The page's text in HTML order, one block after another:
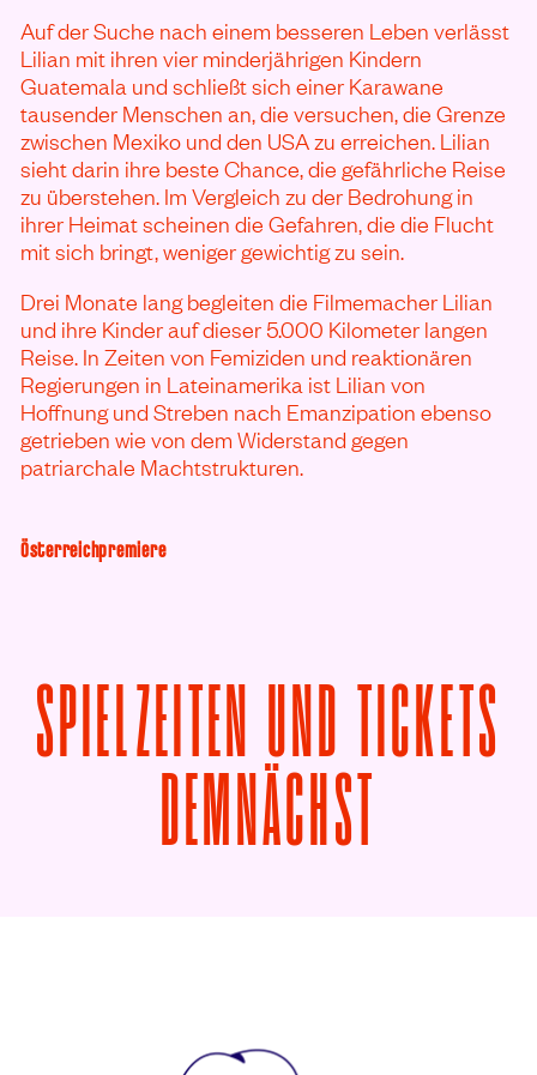
Auf der Suche nach einem besseren Leben verlässt
Lilian mit ihren vier minderjährigen Kindern
Guatemala und schließt sich einer Karawane
tausender Menschen an, die versuchen, die Grenze
zwischen Mexiko und den USA zu erreichen. Lilian
sieht darin ihre beste Chance, die gefährliche Reise
zu überstehen. Im Vergleich zu der Bedrohung in
ihrer Heimat scheinen die Gefahren, die die Flucht
mit sich bringt, weniger gewichtig zu sein.
Drei Monate lang begleiten die Filmemacher Lilian
und ihre Kinder auf dieser 5.000 Kilometer langen
Reise. In Zeiten von Femiziden und reaktionären
Regierungen in Lateinamerika ist Lilian von
Hoffnung und Streben nach Emanzipation ebenso
getrieben wie von dem Widerstand gegen
patriarchale Machtstrukturen.
Österreichpremiere
SPIELZEITEN UND TICKETS
DEMNÄCHST